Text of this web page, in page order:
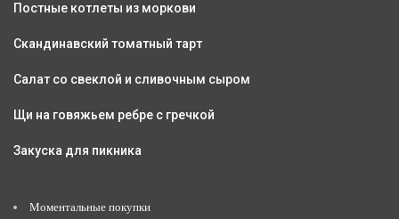
Постные котлеты из моркови
Скандинавский томатный тарт
Салат со свеклой и сливочным сыром
Щи на говяжьем ребре с гречкой
Закуска для пикника
Моментальные покупки